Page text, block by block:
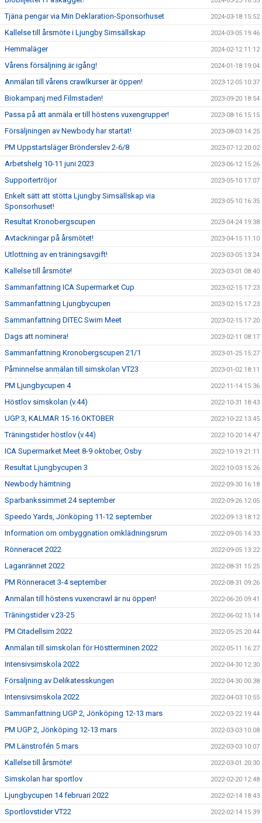
Tjäna pengar via Min Deklaration-Sponsorhuset 2024-03-18 15:52
Kallelse till årsmöte i Ljungby Simsällskap 2024-03-05 19:46
Hemmaläger 2024-02-12 11:12
Vårens försäljning är igång! 2024-01-18 19:04
Anmälan till vårens crawlkurser är öppen! 2023-12-05 10:37
Biokampanj med Filmstaden! 2023-09-20 18:54
Passa på att anmäla er till höstens vuxengrupper! 2023-08-16 15:15
Försäljningen av Newbody har startat! 2023-08-03 14:25
PM Uppstartsläger Brönderslev 2-6/8 2023-07-12 20:02
Arbetshelg 10-11 juni 2023 2023-06-12 15:26
Supportertröjor 2023-05-10 17:07
Enkelt sätt att stötta Ljungby Simsällskap via
Sponsorhuset!
2023-05-10 16:35
Resultat Kronobergscupen 2023-04-24 19:38
Avtackningar på årsmötet! 2023-04-15 11:10
Utlottning av en träningsavgift! 2023-03-05 13:24
Kallelse till årsmöte! 2023-03-01 08:40
Sammanfattning ICA Supermarket Cup 2023-02-15 17:23
Sammanfattning Ljungbycupen 2023-02-15 17:23
Sammanfattning DITEC Swim Meet 2023-02-15 17:20
Dags att nominera! 2023-02-11 08:17
Sammanfattning Kronobergscupen 21/1 2023-01-25 15:27
Påminnelse anmälan till simskolan VT23 2023-01-02 18:11
PM Ljungbycupen 4 2022-11-14 15:36
Höstlov simskolan (v.44) 2022-10-31 18:43
UGP 3, KALMAR 15-16 OKTOBER 2022-10-22 13:45
Träningstider höstlov (v.44) 2022-10-20 14:47
ICA Supermarket Meet 8-9 oktober, Osby 2022-10-19 21:11
Resultat Ljungbycupen 3 2022-10-03 15:26
Newbody hämtning 2022-09-30 16:18
Sparbankssimmet 24 september 2022-09-26 12:05
Speedo Yards, Jönköping 11-12 september 2022-09-13 18:12
Information om ombyggnation omklädningsrum 2022-09-05 14:33
Rönneracet 2022 2022-09-05 13:22
Laganrännet 2022 2022-08-31 15:25
PM Rönneracet 3-4 september 2022-08-31 09:26
Anmälan till höstens vuxencrawl är nu öppen! 2022-06-20 09:41
Träningstider v.23-25 2022-06-02 15:14
PM Citadellsim 2022 2022-05-25 20:44
Anmälan till simskolan för Höstterminen 2022 2022-05-11 16:27
Intensivsimskola 2022 2022-04-30 12:30
Försäljning av Delikatesskungen 2022-04-30 00:38
Intensivsimskola 2022 2022-04-03 10:55
Sammanfattning UGP 2, Jönköping 12-13 mars 2022-03-22 19:44
PM UGP 2, Jönköping 12-13 mars 2022-03-03 10:08
PM Länstrofén 5 mars 2022-03-03 10:07
Kallelse till årsmöte! 2022-03-01 20:30
Simskolan har sportlov 2022-02-20 12:48
Ljungbycupen 14 februari 2022 2022-02-14 18:43
Sportlovstider VT22 2022-02-14 15:39